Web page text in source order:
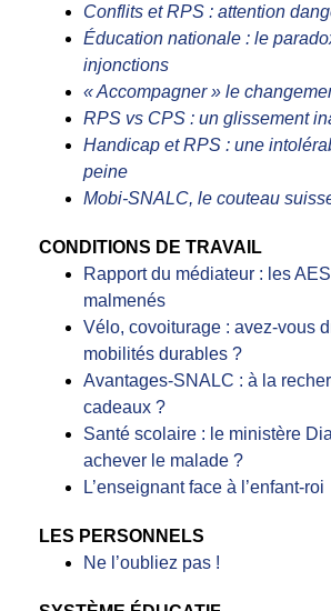
Conflits et RPS : attention
Éducation nationale : le
injonctions
« Accompagner » le
RPS vs CPS : un glissement
Handicap et RPS : une
peine
Mobi-SNALC, le couteau
CONDITIONS DE TRAVAIL
Rapport du médiateur : les
malmenés
Vélo, covoiturage : avez-vous
mobilités durables ?
Avantages-SNALC : à la
cadeaux ?
Santé scolaire : le ministère
achever le malade ?
L’enseignant face à l’enfant-roi
LES PERSONNELS
Ne l’oubliez pas !